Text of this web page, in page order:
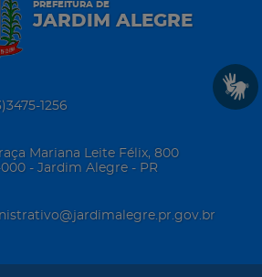
PREFEITURA DE
JARDIM ALEGRE
1256
Mariana Leite Félix, 800
- Jardim Alegre - PR